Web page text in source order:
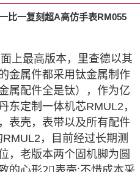
比一复刻超A高仿手表RM055
上最高版本，里查德以其
金属件都采用钛金属制作
属配件全是钛），作为亿
东定制一体机芯RMUL2，
表壳，表带以及所有配件
，目前经过长期测
，老版本两个固机脚为圆